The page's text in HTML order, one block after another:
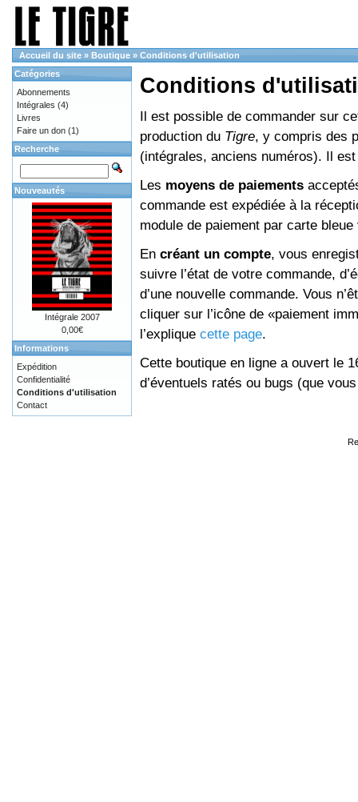
Accueil du site » Boutique » Conditions d'utilisation
Conditions
Il est possible de commander sur
production du Tigre, y compris des
(intégrales, anciens numéros). Il
Les moyens de paiements
commande est expédiée à la
module de paiement par carte
En créant un compte, vous
suivre l’état de votre commande,
d’une nouvelle commande. Vous
cliquer sur l’icône de «paiement
l’explique cette page.
Cette boutique en ligne a ouvert le
d’éventuels ratés ou bugs (que
Catégories
Abonnements
Intégrales (4)
Livres
Faire un don (1)
Recherche
Nouveautés
Intégrale 2007
0,00€
Informations
Expédition
Confidentialité
Conditions d'utilisation
Contact